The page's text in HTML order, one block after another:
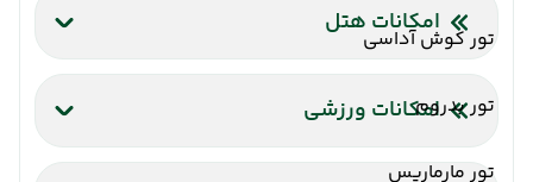
تور کوش آداسی
تور بدروم
تور مارماریس
امکانات هتل
رستوران پارکینگ بار پارکینگ
امکانات ورزشی
اجاره دوچرخه